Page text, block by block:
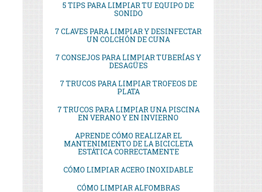
5 TIPS PARA LIMPIAR TU EQUIPO DE
SONIDO
7 CLAVES PARA LIMPIAR Y DESINFECTAR
UN COLCHÓN DE CUNA
7 CONSEJOS PARA LIMPIAR TUBERÍAS Y
DESAGÜES
7 TRUCOS PARA LIMPIAR TROFEOS DE
PLATA
7 TRUCOS PARA LIMPIAR UNA PISCINA
EN VERANO Y EN INVIERNO
APRENDE CÓMO REALIZAR EL
MANTENIMIENTO DE LA BICICLETA
ESTÁTICA CORRECTAMENTE
CÓMO LIMPIAR ACERO INOXIDABLE
CÓMO LIMPIAR ALFOMBRAS